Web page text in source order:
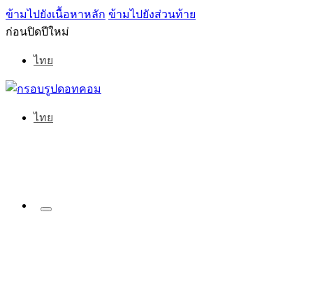
ข้ามไปยังเนื้อหาหลัก ข้ามไปยังส่วนท้าย
ก่อนปิดปีใหม่
ไทย
ไทย